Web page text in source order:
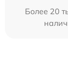
Более 20